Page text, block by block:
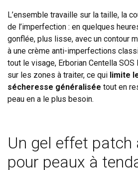
L’ensemble travaille sur la taille, la
de l’imperfection : en quelques
gonflée, plus lisse, avec un contour
à une crème anti-imperfections
tout le visage, Erborian Centella
sur les zones à traiter, ce qui limite
sécheresse généralisée tout en
peau en a le plus besoin.
Un gel effet patch
pour peaux à